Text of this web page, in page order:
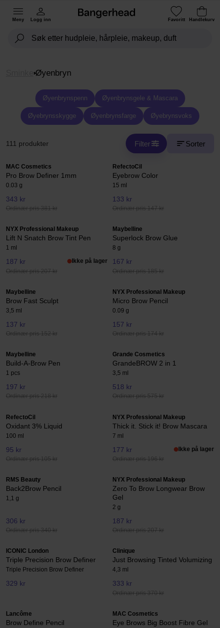
Meny Logg inn Favoritt Handlekurv
Øyenbryn
Øyenbrynspenn Øyenbrynsgele & Mascara
Øyebrynsskygge Øyenbrynsfarge Øyebrynsvoks
111 produkter Filter Sorter
MAC Cosmetics
Pro Brow Definer 1mm
0.03 g
343 kr
Ordinær pris 381 kr
RefectoCil
Eyebrow Color
15 ml
133 kr
Ordinær pris 147 kr
NYX Professional Makeup
Lift N Snatch Brow Tint Pen
1 ml
187 kr
Ordinær pris 207 kr
Ikke på lager
Maybelline
Superlock Brow Glue
8 g
167 kr
Ordinær pris 185 kr
Maybelline
Brow Fast Sculpt
3,5 ml
137 kr
Ordinær pris 152 kr
NYX Professional Makeup
Micro Brow Pencil
0.09 g
157 kr
Ordinær pris 174 kr
Maybelline
Build-A-Brow Pen
1 pcs
197 kr
Ordinær pris 218 kr
Grande Cosmetics
GrandeBROW 2 in 1
3,5 ml
518 kr
Ordinær pris 575 kr
RefectoCil
Oxidant 3% Liquid
100 ml
95 kr
Ordinær pris 105 kr
NYX Professional Makeup
Thick it. Stick it! Brow Mascara
7 ml
177 kr
Ordinær pris 196 kr
Ikke på lager
RMS Beauty
Back2Brow Pencil
1,1 g
306 kr
Ordinær pris 340 kr
NYX Professional Makeup
Zero To Brow Longwear Brow
Gel
2 g
187 kr
Ordinær pris 207 kr
ICONIC London
Triple Precision Brow Definer
Triple Precision Brow Definer
329 kr
Clinique
Just Browsing Tinted Volumizing
4,3 ml
333 kr
Ordinær pris 370 kr
Lancôme
Brow Define Pencil
MAC Cosmetics
Eye Brows Big Boost Fibre Gel